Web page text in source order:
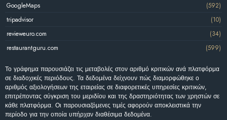
GoogleMaps
(592)
tripadvisor
(10)
revieweuro.com
(34)
restaurantguru.com
(599)
Το γράφημα παρουσιάζει τις μεταβολές στον αριθμό κριτικών ανά πλατφόρμα
σε διαδοχικές περιόδους. Τα δεδομένα δείχνουν πώς διαμορφώθηκε ο
αριθμός αξιολογήσεων της εταιρείας σε διαφορετικές υπηρεσίες κριτικών,
επιτρέποντας σύγκριση του μεριδίου και της δραστηριότητας των χρηστών σε
κάθε πλατφόρμα. Οι παρουσιαζόμενες τιμές αφορούν αποκλειστικά την
περίοδο για την οποία υπήρχαν διαθέσιμα δεδομένα.